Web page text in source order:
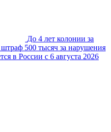
До 4 лет колонии за
500 тысяч за нарушения
в России с 6 августа 2026